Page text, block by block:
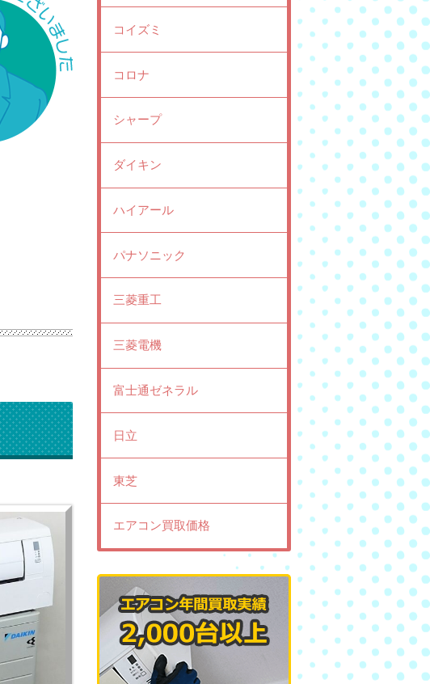
コイズミ
コロナ
シャープ
ダイキン
ハイアール
パナソニック
三菱重工
三菱電機
富士通ゼネラル
日立
東芝
エアコン買取価格